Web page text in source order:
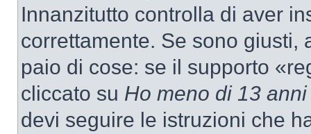
Innanzitutto controlla di aver
correttamente. Se sono giusti,
paio di cose: se il supporto
cliccato su Ho meno di 13 anni
devi seguire le istruzioni che